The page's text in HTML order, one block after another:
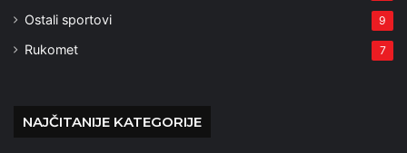
Ostali sportovi 9
Rukomet 7
NAJČITANIJE KATEGORIJE